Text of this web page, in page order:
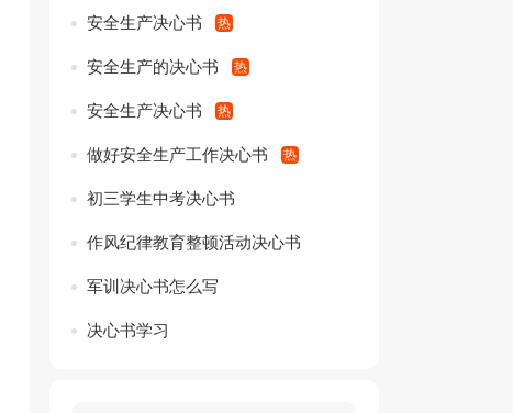
安全生产决心书
安全生产的决心书
安全生产决心书
做好安全生产工作决心书
初三学生中考决心书
作风纪律教育整顿活动决心书
军训决心书怎么写
决心书学习